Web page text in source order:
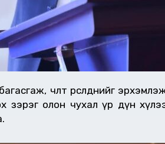
чөлөөт өрсөлдөөнийг
олон чухал үр дүн